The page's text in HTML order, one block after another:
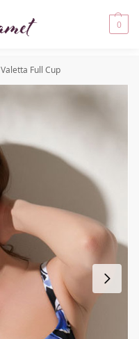
0
Valetta Full Cup